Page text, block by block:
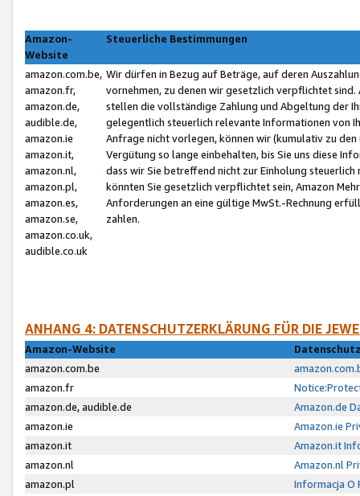
Amazon-
Website
Steuerliche Bestimmungen
amazon.com.be,
amazon.fr,
amazon.de,
audible.de,
amazon.ie
amazon.it,
amazon.nl,
amazon.pl,
amazon.es,
amazon.se,
amazon.co.uk,
audible.co.uk
Wir dürfen in Bezug auf Beträge, auf deren
vornehmen, zu denen wir gesetzlich verpflichtet
stellen die vollständige Zahlung und Abgeltung der
gelegentlich steuerlich relevante Informationen von
Anfrage nicht vorlegen, können wir (kumulativ zu
Vergütung so lange einbehalten, bis Sie uns diese
dass wir Sie betreffend nicht zur Einholung
könnten Sie gesetzlich verpflichtet sein, Amazon
Anforderungen an eine gültige MwSt.-Rechnung
zahlen.
ANHANG 4: DATENSCHUTZERKLÄRUNG FÜR DIE
Amazon-Website
amazon.com.be
amazon.fr
amazon.de, audible.de
Amazon.de
amazon.ie
Amazon.ie
amazon.it
Amazon.it
amazon.nl
Amazon.nl
amazon.pl
Informacja O